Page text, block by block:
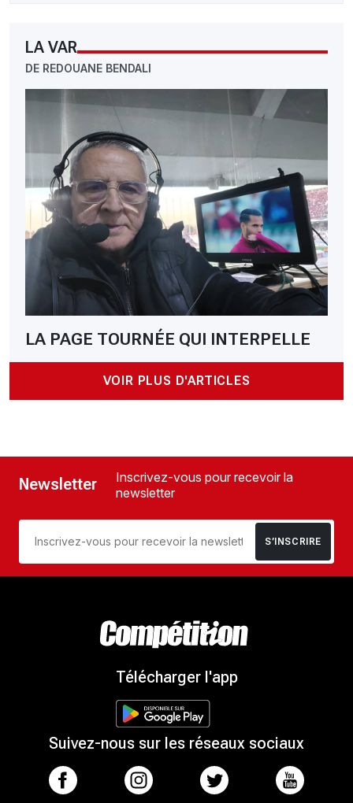
LA VAR
DE REDOUANE BENDALI
LA PAGE TOURNÉE QUI INTERPELLE
VOIR PLUS D'ARTICLES
Newsletter
Inscrivez-vous pour recevoir la
newsletter
S’INSCRIRE
Télécharger l'app
Suivez-nous sur les réseaux sociaux